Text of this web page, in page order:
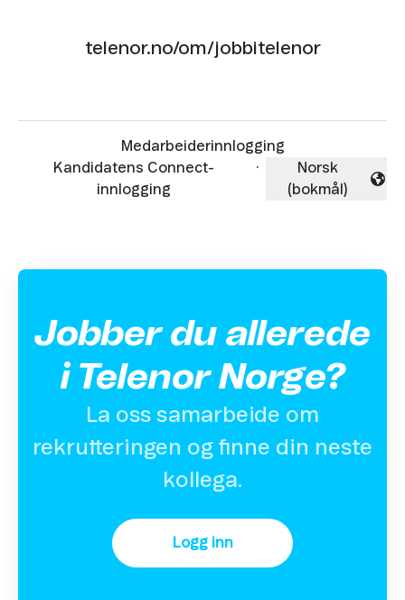
telenor.no/om/jobbitelenor
Medarbeiderinnlogging
Kandidatens Connect-
innlogging
·
Endre språk
Norsk
(bokmål)
Jobber du allerede
i Telenor Norge?
La oss samarbeide om
rekrutteringen og finne din neste
kollega.
Logg inn